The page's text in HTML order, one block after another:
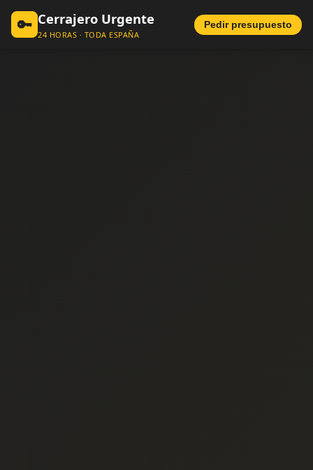
🔑 Cerrajero Urgente
24 HORAS · TODA ESPAÑA
Pedir presupuesto